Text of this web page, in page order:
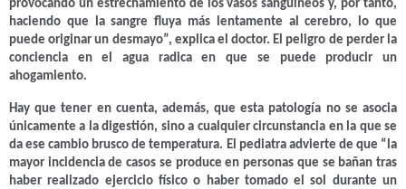
provocando un estrechamiento de los vasos sanguíneos y, por tanto,
haciendo que la sangre fluya más lentamente al cerebro, lo que
puede originar un desmayo”, explicael doctor. El peligro de perder la
conciencia en el agua radica en que se puede producir un
ahogamiento.
Hay que tener en cuenta, además, que esta patología no se asocia
únicamente a la digestión, sino a cualquier circunstancia en la que se
da ese cambio brusco de temperatura. El pediatra advierte de que “la
mayor incidencia de casos se produce en personas que se bañan tras
haber realizado ejercicio físico o haber tomado el sol durante un